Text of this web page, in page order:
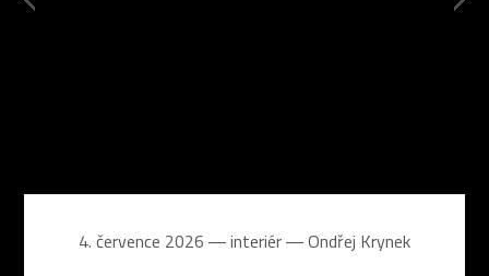
4. července 2026 ― interiér ―Ondřej Krynek